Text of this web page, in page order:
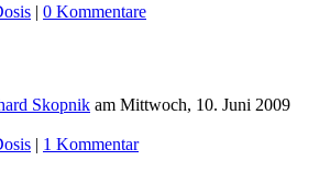
| 0 Kommentare
Skopnik am Mittwoch, 10. Juni 2009
| 1 Kommentar